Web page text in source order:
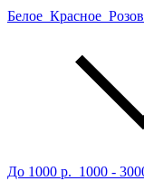
Белое Красное
До 1000 р. 1000 -